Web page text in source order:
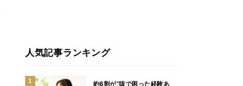
人気記事ランキング
約6割が“咳で困った経験あ